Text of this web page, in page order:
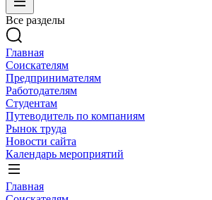
Все разделы
Главная
Соискателям
Предпринимателям
Работодателям
Студентам
Путеводитель по компаниям
Рынок труда
Новости сайта
Календарь мероприятий
Главная